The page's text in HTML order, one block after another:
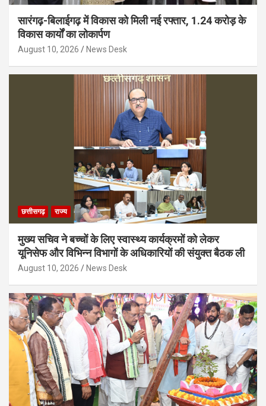
सारंगढ़-बिलाईगढ़ में विकास को मिली नई रफ्तार, 1.24 करोड़ के
विकास कार्यों का लोकार्पण
August 10, 2026 News Desk
छत्तीसगढ़ राज्य
मुख्य सचिव ने बच्चों के लिए स्वास्थ्य कार्यक्रमों को लेकर
यूनिसेफ और विभिन्न विभागों के अधिकारियों की संयुक्त बैठक ली
August 10, 2026 News Desk